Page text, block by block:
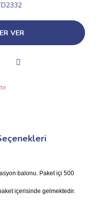
VER
balonu. Paket içi 500
içerisinde gelmektedir.